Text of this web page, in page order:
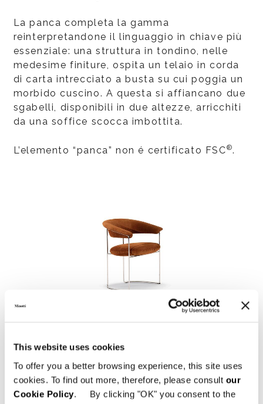
This website uses cookies
To offer you a better browsing experience, this site uses
cookies. To find out more, therefore, please consult our
Cookie Policy. By clicking "OK" you consent to the
La panca completa la gamma
reinterpretandone il linguaggio in chiave più
essenziale: una struttura in tondino, nelle
medesime finiture, ospita un telaio in corda
di carta intrecciato a busta su cui poggia un
morbido cuscino. A questa si affiancano due
sgabelli, disponibili in due altezze, arricchiti
da una soffice scocca imbottita.
L’elemento “panca” non é certificato FSC®.
01
DOWNLOAD